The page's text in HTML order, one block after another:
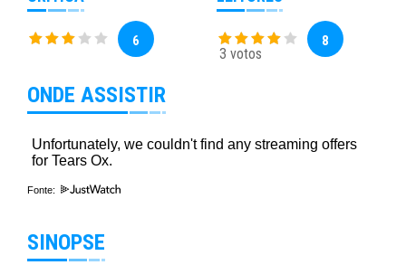
6
3 votos
8
ONDE ASSISTIR
Fonte:
SINOPSE